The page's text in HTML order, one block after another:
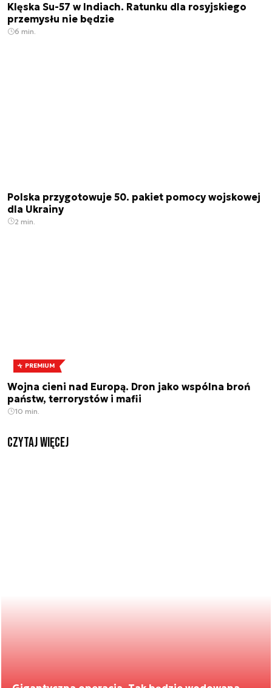
Klęska Su-57 w Indiach. Ratunku dla rosyjskiego
przemysłu nie będzie
6 min.
Polska przygotowuje 50. pakiet pomocy wojskowej
dla Ukrainy
2 min.
PREMIUM
Wojna cieni nad Europą. Dron jako wspólna broń
państw, terrorystów i mafii
10 min.
czytaj więcej